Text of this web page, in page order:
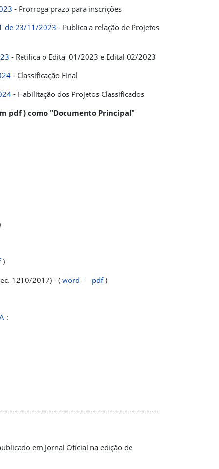
- Prorroga prazo para inscrições
de 23/11/2023 - Publica a relação de Projetos
- Retifica o Edital 01/2023 e Edital 02/2023
- Classificação Final
- Habilitação dos Projetos Classificados
pdf ) como "Documento Principal"
)
1210/2017) - ( word - pdf)
:
em Jornal Oficial na edição de